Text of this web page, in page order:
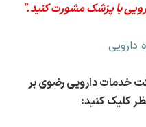
با پزشک مشورت کنید."
خدمات دارویی رضوی بر
کلیک کنید: